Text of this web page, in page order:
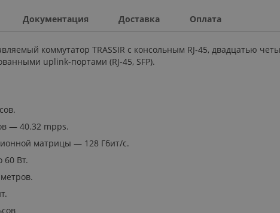
Документация Доставка Оплата
коммутатор TRASSIR с консольным RJ-45, двадцатью
uplink-портами (RJ-45, SFP).
— 40.32 mpps.
матрицы — 128 Гбит/с.
60 Вт.